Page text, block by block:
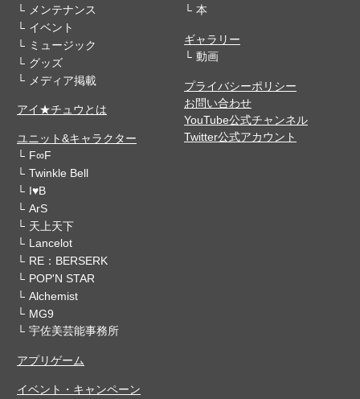
メンテナンス
イベント
ミュージック
グッズ
メディア掲載
アイ★チュウとは
ユニット&キャラクター
F∞F
Twinkle Bell
I♥B
ArS
天上天下
Lancelot
RE：BERSERK
POP'N STAR
Alchemist
MG9
宇佐美芸能事務所
アプリゲーム
イベント・キャンペーン
本
ギャラリー
動画
プライバシーポリシー
お問い合わせ
YouTube公式チャンネル
Twitter公式アカウント